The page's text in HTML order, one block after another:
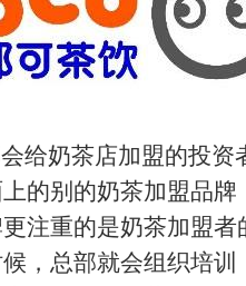
奶茶店加盟的投资
的别的奶茶加盟品牌
注重的是奶茶加盟者
，总部就会组织培